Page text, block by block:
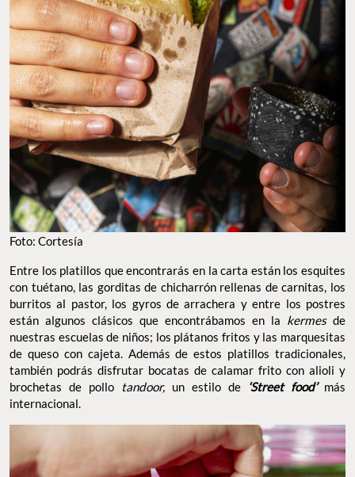
Foto: Cortesía
Entre los platillos que encontrarás en la carta están los esquites
con tuétano, las gorditas de chicharrón rellenas de carnitas, los
burritos al pastor, los gyros de arrachera y entre los postres
están algunos clásicos que encontrábamos en la kermes de
nuestras escuelas de niños; los plátanos fritos y las marquesitas
de queso con cajeta. Además de estos platillos tradicionales,
también podrás disfrutar bocatas de calamar frito con alioli y
brochetas de pollo
tandoor, un estilo de ‘Street food’ más
internacional.